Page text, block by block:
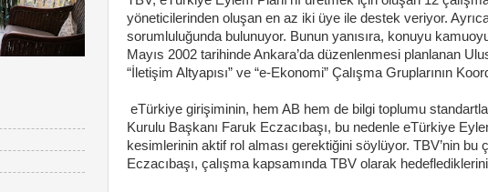
yöneticilerinden oluşan en az iki üye ile destek veriyor.
sorumluluğunda bulunuyor. Bunun yanısıra, konuyu
Mayıs 2002 tarihinde Ankara’da düzenlenmesi planlanan
“İletişim Altyapısı” ve “e-Ekonomi” Çalışma Gruplarının
eTürkiye girişiminin, hem AB hem de bilgi toplumu
Kurulu Başkanı Faruk Eczacıbaşı, bu nedenle eTürkiye
kesimlerinin aktif rol alması gerektiğini söylüyor. TBV’nin bu
Eczacıbaşı, çalışma kapsamında TBV olarak